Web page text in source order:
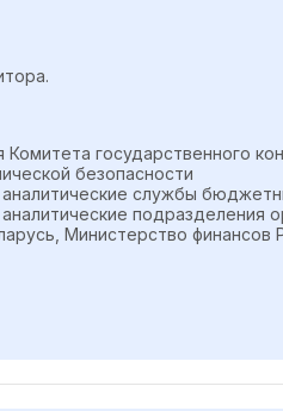
государственного
безопасности
службы
подразделения
Министерство финансов